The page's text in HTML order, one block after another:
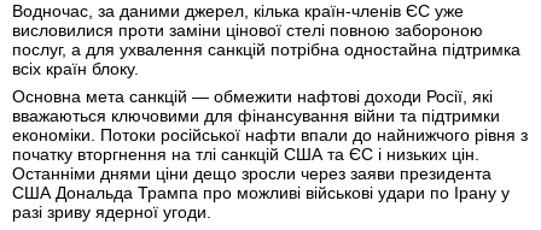
Водночас, за даними джерел, кілька країн-членів ЄС уже
висловилися проти заміни цінової стелі повною забороною
послуг, а для ухвалення санкцій потрібна одностайна підтримка
всіх країн блоку.
Основна мета санкцій — обмежити нафтові доходи Росії, які
вважаються ключовими для фінансування війни та підтримки
економіки. Потоки російської нафти впали до найнижчого рівня з
початку вторгнення на тлі санкцій США та ЄС і низьких цін.
Останніми днями ціни дещо зросли через заяви президента
США Дональда Трампа про можливі військові удари по Ірану у
разі зриву ядерної угоди.